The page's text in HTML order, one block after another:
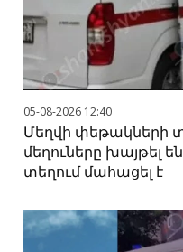
05-08-2026 12:40
Մեղվի
մեղուները խայթել
տեղում մահացել է